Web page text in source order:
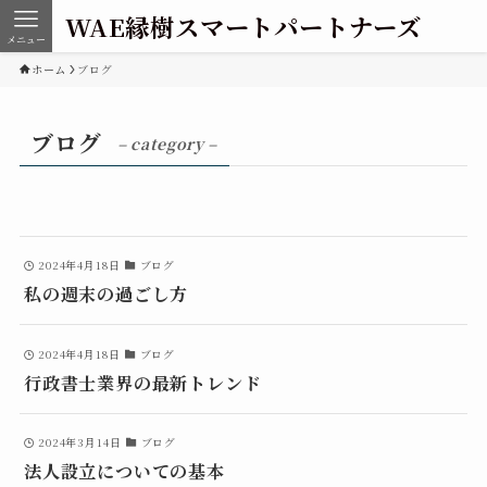
WAE縁樹スマートパートナーズ
メニュー
ホーム ブログ
ブログ – category –
2024年4月18日 ブログ
私の週末の過ごし方
2024年4月18日 ブログ
行政書士業界の最新トレンド
2024年3月14日 ブログ
法人設立についての基本